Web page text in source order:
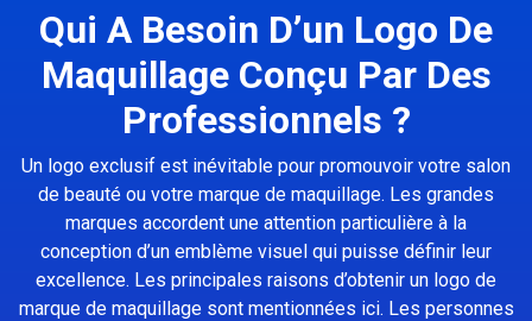
Qui A Besoin D’un Logo De
Maquillage Conçu Par Des
Professionnels ?
Un logo exclusif est inévitable pour promouvoir votre salon
de beauté ou votre marque de maquillage. Les grandes
marques accordent une attention particulière à la
conception d’un emblème visuel qui puisse définir leur
excellence. Les principales raisons d’obtenir un logo de
marque de maquillage sont mentionnées ici. Les personnes